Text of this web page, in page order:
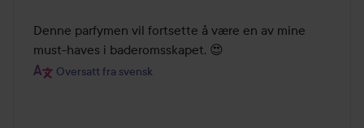
Denne parfymen vil fortsette å være en av mine
Oversatt fra svensk